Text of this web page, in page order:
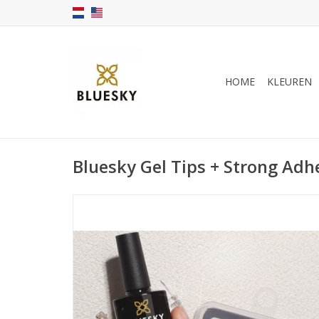
HOME KLEUREN
Bluesky Gel Tips + Strong